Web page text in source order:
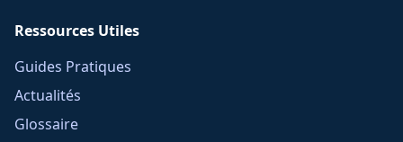
Ressources Utiles
Guides Pratiques
Actualités
Glossaire